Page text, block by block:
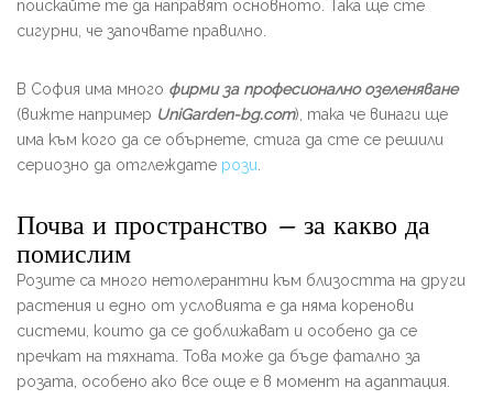
поискайте те да направят основното. Така ще сте
сигурни, че започвате правилно.
В София има много фирми за професионално озеленяване
(вижте например UniGarden-bg.com), така че винаги ще
има към кого да се обърнете, стига да сте се решили
сериозно да отглеждате рози
Почва и пространство – за какво да
помислим
Розите са много нетолерантни към близостта на други
растения и едно от условията е да няма коренови
системи, които да се доближават и особено да се
пречкат на тяхната. Това може да бъде фатално за
розата, особено ако все още е в момент на адаптация.